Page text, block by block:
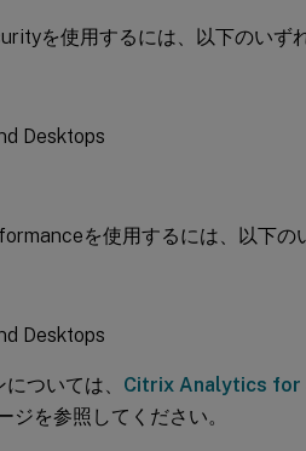
を使用するには、以下のいず
Desktops
を使用するには、以下の
Desktops
ついては、 Citrix Analytics for
ジを参照してください。